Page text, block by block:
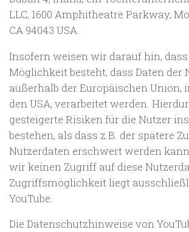
LLC, 1600 Amphitheatre Parkway,
CA 94043 USA.
Insofern weisen wir darauf hin, dass
Möglichkeit besteht, dass Daten der
außerhalb der Europäischen Union,
den USA, verarbeitet werden.
gesteigerte Risiken für die Nutzer
bestehen, als dass z.B. der spätere
Nutzerdaten erschwert werden
wir keinen Zugriff auf diese
Zugriffsmöglichkeit liegt
YouTube.
Die Datenschutzhinweise von